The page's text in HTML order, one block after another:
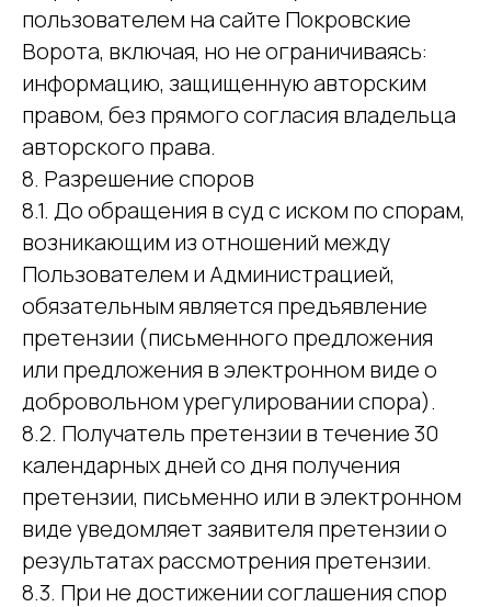
пользователем на сайте Покровские
Ворота, включая, но не ограничиваясь:
информацию, защищенную авторским
правом, без прямого согласия владельца
авторского права.
8. Разрешение споров
8.1. До обращения в суд с иском по спорам,
возникающим из отношений между
Пользователем и Администрацией,
обязательным является предъявление
претензии (письменного предложения
или предложения в электронном виде о
добровольном урегулировании спора).
8.2. Получатель претензии в течение 30
календарных дней со дня получения
претензии, письменно или в электронном
виде уведомляет заявителя претензии о
результатах рассмотрения претензии.
8.3. При не достижении соглашения спор